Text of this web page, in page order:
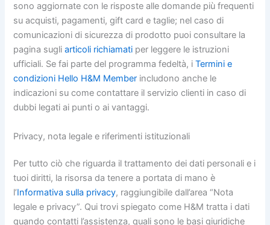
sono aggiornate con le risposte alle domande più frequenti
su acquisti, pagamenti, gift card e taglie; nel caso di
comunicazioni di sicurezza di prodotto puoi consultare la
pagina sugliarticoli richiamati per leggere le istruzioni
ufficiali. Se fai parte del programma fedeltà, iTermini e
condizioni Hello H&M Member includono anche le
indicazioni su come contattare il servizio clienti in caso di
dubbi legati ai punti o ai vantaggi.
Privacy, nota legale e riferimenti istituzionali
Per tutto ciò che riguarda il trattamento dei dati personali e i
tuoi diritti, la risorsa da tenere a portata di mano è
l’Informativa sulla privacy, raggiungibile dall’area “Nota
legale e privacy”. Qui trovi spiegato come H&M tratta i dati
quando contatti l’assistenza, quali sono le basi giuridiche